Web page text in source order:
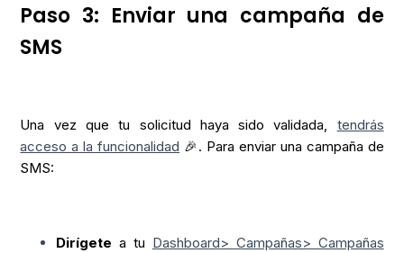
Paso 3: Enviar una campaña de
SMS
Una vez que tu solicitud haya sido validada, tendrás
acceso a la funcionalidad 🎉. Para enviar una campaña de
SMS:
Dirígete a tu Dashboard> Campañas> Campañas